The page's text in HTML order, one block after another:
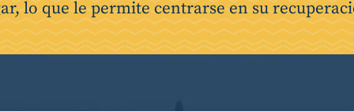
lo que le permite centrarse en su